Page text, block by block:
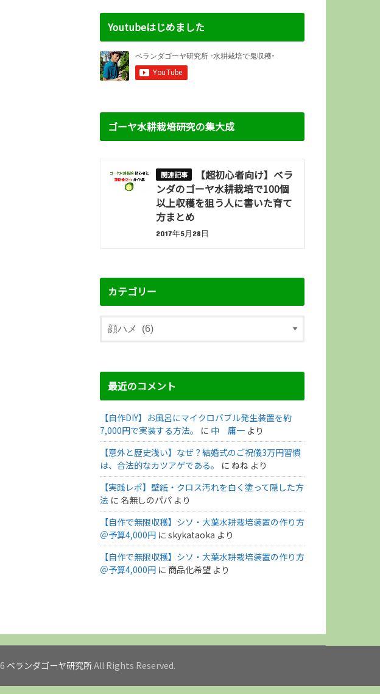
Youtubeはじめました
ゴーヤ水耕栽培研究の集大成
【超初心者向け】ベラ
ンダのゴーヤ水耕栽培で100個
以上収穫を狙う人に書いた育て
方まとめ
2017年5月28日
カテゴリー
最近のコメント
【自作DIY】お風呂にマイクロバブル発生装置を約
7,000円で実装する方法。
に 中 庸一 より
【意外と歴史浅い】なぜ？結婚式のご祝儀3万円習慣
は、合法的なカツアゲである。
に ねね より
【実践レポ】壁紙・クロス汚れを白く塗って隠した方
法 に 名無しのパパ より
【自作で無限収穫】シソ・大葉水耕栽培装置の作り方
＠予算4,000円 に skykataoka より
【自作で無限収穫】シソ・大葉水耕栽培装置の作り方
＠予算4,000円 に 商品化希望 より
ベランダゴーヤ研究所.All Rights Reserved.